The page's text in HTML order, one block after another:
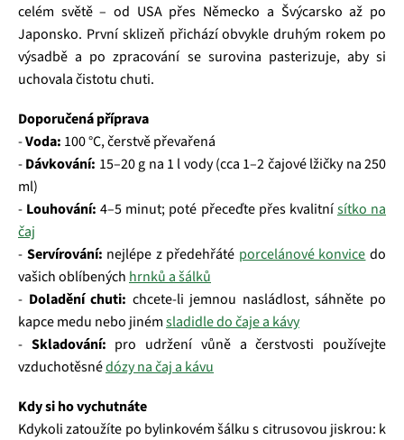
celém světě – od USA přes Německo a Švýcarsko až po
Japonsko. První sklizeň přichází obvykle druhým rokem po
výsadbě a po zpracování se surovina pasterizuje, aby si
uchovala čistotu chuti.
Doporučená příprava
-Voda: 100 °C, čerstvě převařená
-Dávkování: 15–20 g na 1 l vody (cca 1–2 čajové lžičky na 250
ml)
- Louhování: 4–5 minut; poté přeceďte přes kvalitnísítko na
čaj
- Servírování: nejlépe z předehřáté porcelánové konvice do
vašich oblíbených hrnků a šálků
- Doladění chuti: chcete‑li jemnou nasládlost, sáhněte po
kapce medu nebo jinémsladidle do čaje a kávy
- Skladování: pro udržení vůně a čerstvosti používejte
vzduchotěsnédózy na čaj a kávu
Kdy si ho vychutnáte
Kdykoli zatoužíte po bylinkovém šálku s citrusovou jiskrou: k